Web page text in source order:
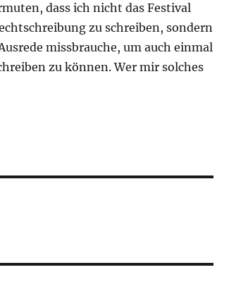
dass ich nicht das Festival
zu schreiben, sondern
missbrauche, um auch einmal
zu können. Wer mir solches